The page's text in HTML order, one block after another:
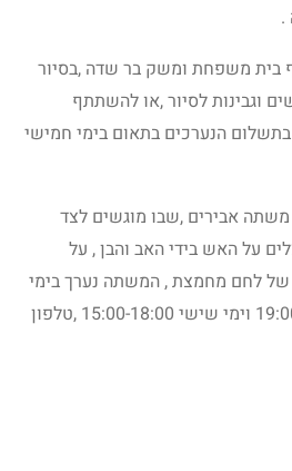
.
בית משפחת ומשק בר שדה ,בסיור
וגבינות לסיור ,או להשתתף
הנערכים בתאום בימי חמישי
אבירים ,שבו מוגשים לצד
על האש בידי האב והבן , על
של לחם מחמצת , המשתה נערך בימי
חמישי בין השעות 19:00-22:00 וימי שישי 15:00-18:00 ,טלפון